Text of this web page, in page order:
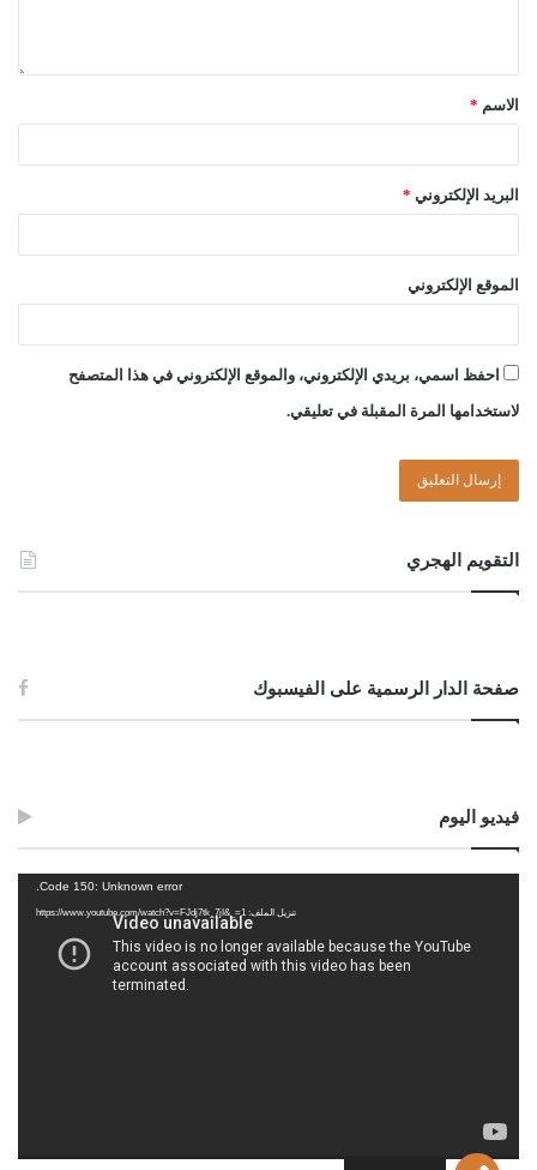
الاسم *
البريد الإلكتروني *
الموقع الإلكتروني
احفظ اسمي، بريدي الإلكتروني، والموقع الإلكتروني في هذا المتصفح
لاستخدامها المرة المقبلة في تعليقي.
التقويم الهجري
صفحة الدار الرسمية على الفيسبوك
فيديو اليوم
Code 150: Unknown error.
تنزيل الملف: https://www.youtube.com/watch?v=FJdj7tk_7jI&_=1